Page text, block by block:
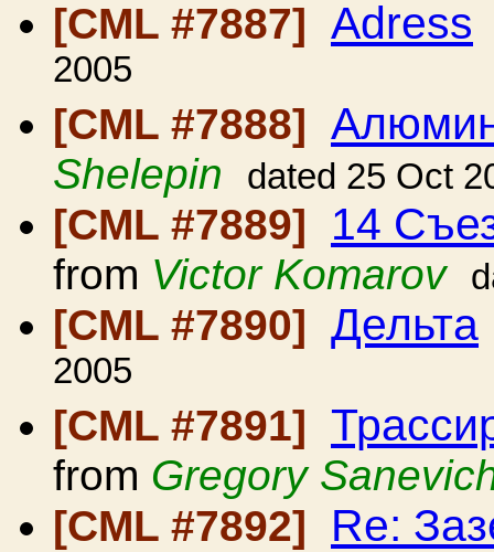
[CML #7887] Adress
2005
[CML #7888]
Shelepin dated 25 Oct
[CML #7889] 14
from Victor Komarov
[CML #7890] Дельта
2005
[CML #7891]
from Gregory
[CML #7892]
Re: